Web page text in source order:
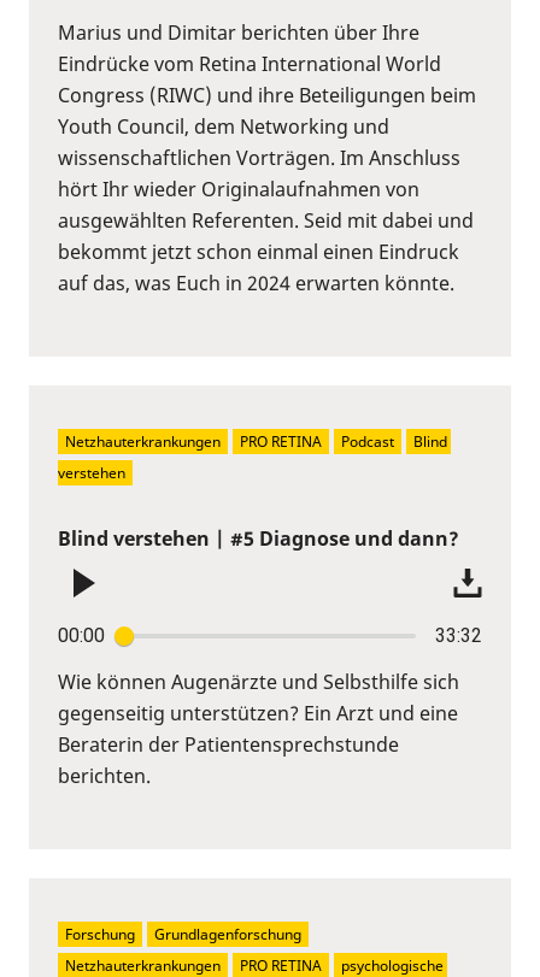
Marius und Dimitar berichten über Ihre
Eindrücke vom Retina International World
Congress (RIWC) und ihre Beteiligungen beim
Youth Council, dem Networking und
wissenschaftlichen Vorträgen. Im Anschluss
hört Ihr wieder Originalaufnahmen von
ausgewählten Referenten. Seid mit dabei und
bekommt jetzt schon einmal einen Eindruck
auf das, was Euch in 2024 erwarten könnte.
Blind verstehen | #5 Diagnose und dann?
00:00 33:32
Wie können Augenärzte und Selbsthilfe sich
gegenseitig unterstützen? Ein Arzt und eine
Beraterin der Patientensprechstunde
berichten.
Netzhauterkrankungen PRO RETINA Podcast
Blind
verstehen
Forschung
Grundlagenforschung
Netzhauterkrankungen
PRO RETINA
psychologische